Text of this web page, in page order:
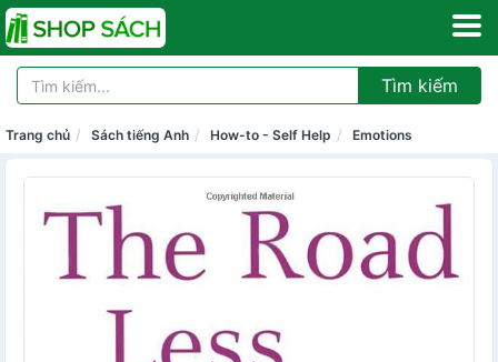
Tìm kiếm
Trang chủ Sách tiếng Anh How-to - Self Help Emotions